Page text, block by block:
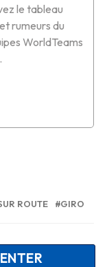
le tableau
rumeurs du
WorldTeams
ROUTE
GIRO